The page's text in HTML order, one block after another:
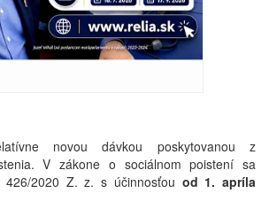
novou dávkou poskytovanou z
V zákone o sociálnom poistení sa
426/2020 Z. z. s účinnosťou od 1. apríla